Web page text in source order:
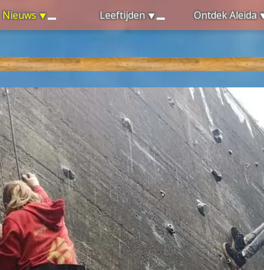
Nieuws Leeftijden Ontdek Aleida